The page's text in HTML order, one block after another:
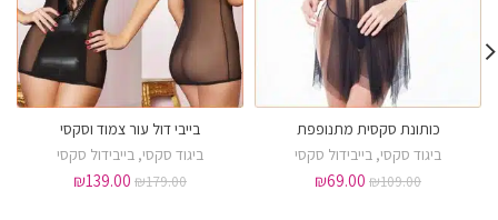
כותונת סקסית מתנופפת
ביגוד סקסי, בייבידול סקסי
₪109.00
₪69.00
בייבי דול עור צמוד וסקסי
ביגוד סקסי, בייבידול סקסי
₪179.00
₪139.00